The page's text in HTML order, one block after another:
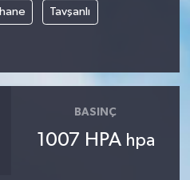
Tavşanlı
BASINÇ
1007 HPA hpa